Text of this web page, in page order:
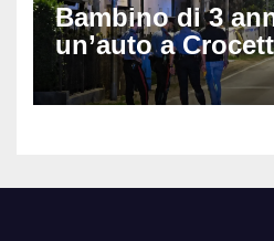
Bambino di 3
un’auto a
Montello: è
trasportato in